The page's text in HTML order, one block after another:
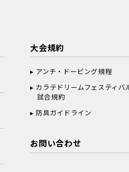
大会規約
アンチ・ドーピング規程
カラテドリームフェスティバ
試合規約
防具ガイドライン
お問い合わせ